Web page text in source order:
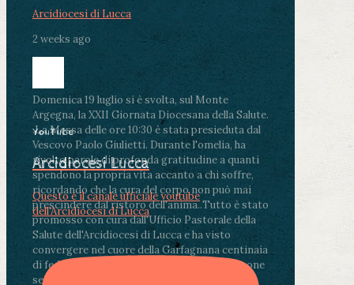
Arcidiocesi di Lucca
2 weeks ago
Domenica 19 luglio si è svolta, sul Monte
Argegna, la XXII Giornata Diocesana della Salute.
.La Messa delle ore 10:30 è stata presieduta dal
Vescovo Paolo Giulietti. Durante l'omelia, ha
rivolto parole di profonda gratitudine a quanti
spendono la propria vita accanto a chi soffre,
ricordando che la cura del corpo non può mai
prescindere dal ristoro dell'anima..Tutto è stato
promosso con cura dall'Ufficio Pastorale della
Salute dell'Arcidiocesi di Lucca e ha visto
convergere nel cuore della Garfagnana centinaia
di fedeli, operatori sanitari, volontari e persone
segnate dalla malattia.
YouTube
Arcidiocesi Lucca
Questo è il canale ufficiale youtube
dell'Arcidiocesi di Lucca